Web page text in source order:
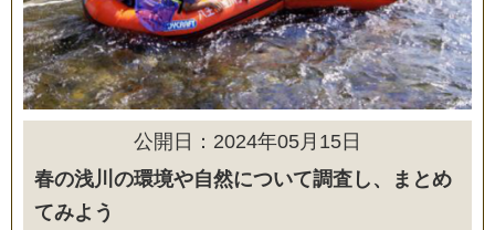
公開日：2024年05月15日
春の浅川の環境や自然について調査し、まとめ
てみよう